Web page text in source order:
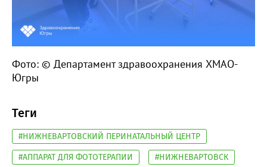
Фото: © Департамент здравоохранения ХМАО-
Югры
Теги
#НИЖНЕВАРТОВСКИЙ ПЕРИНАТАЛЬНЫЙ ЦЕНТР
#АППАРАТ ДЛЯ ФОТОТЕРАПИИ #НИЖНЕВАРТОВСК